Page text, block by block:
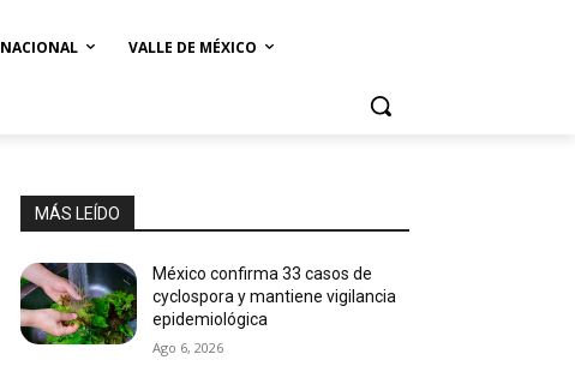
NACIONAL VALLE DE MÉXICO
MÁS LEÍDO
México confirma 33 casos de
cyclospora y mantiene vigilancia
epidemiológica
Ago 6, 2026